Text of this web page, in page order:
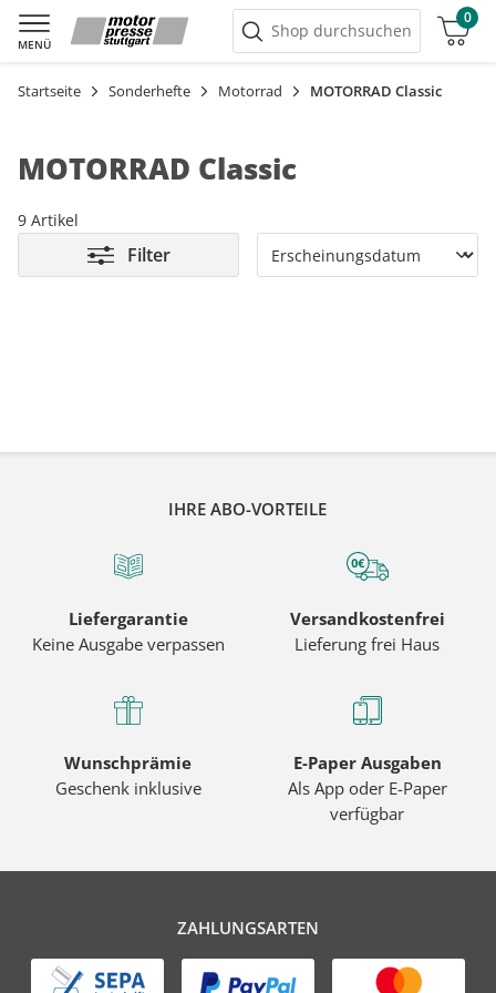
MENÜ
Shop durchsuchen
0
Warenkorb
Startseite Sonderhefte Motorrad MOTORRAD Classic
MOTORRAD Classic
9 Artikel
Filter
IHRE ABO-VORTEILE
Liefergarantie
Keine Ausgabe verpassen
Versandkostenfrei
Lieferung frei Haus
Wunschprämie
Geschenk inklusive
E-Paper Ausgaben
Als App oder E-Paper
verfügbar
ZAHLUNGSARTEN